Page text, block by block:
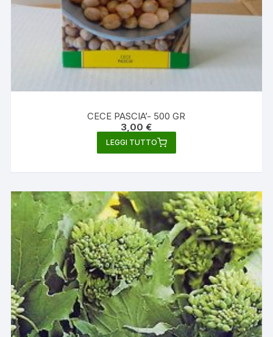
CECE PASCIA’- 500 GR
3,00€
LEGGI TUTTO